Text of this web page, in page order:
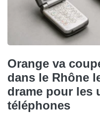
Orange va
dans le Rhône
drame pour les
téléphones